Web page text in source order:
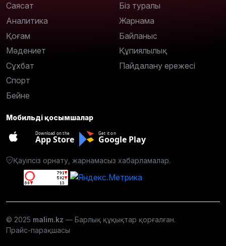
Саясат
Аналитика
Қоғам
Мәдениет
Сұхбат
Спорт
Бейне
Біз туралы
Жарнама
Байланыс
Құпиялылық
Пайдалану ережесі
Мобильді қосымшалар
Download on the
App Store
Get it on
Google Play
Қауіпсіз орнату, жарнамасыз хабарламалар.
© 2025 malim.kz — Барлық құқықтар қорғалған.
Прайс-парақшасы